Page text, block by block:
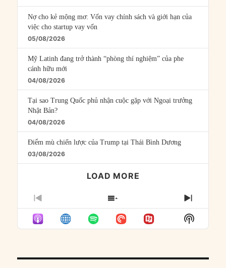
Nợ cho kẻ mộng mơ: Vốn vay chính sách và giới hạn của
việc cho startup vay vốn
05/08/2026
Mỹ Latinh đang trở thành “phòng thí nghiệm” của phe
cánh hữu mới
04/08/2026
Tại sao Trung Quốc phủ nhận cuộc gặp với Ngoại trưởng
Nhật Bản?
04/08/2026
Điểm mù chiến lược của Trump tại Thái Bình Dương
03/08/2026
LOAD MORE
PREVIOUS
EPISODE
SHOW
EPISODES
LIST
NEXT
Show
Podcast